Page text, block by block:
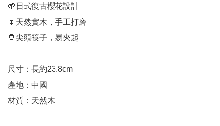
🌱日式復古櫻花設計
🌷天然實木，手工打磨
🌻尖頭筷子，易夾起
尺寸：長約23.8cm
產地：中國
材質：天然木